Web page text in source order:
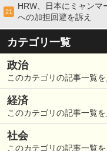
21
HRW、日本にミャン
への加担回避を訴え
カテゴリ一覧
政治
このカテゴリの記事一覧を
経済
このカテゴリの記事一覧を
社会
このカテゴリの記事一覧を